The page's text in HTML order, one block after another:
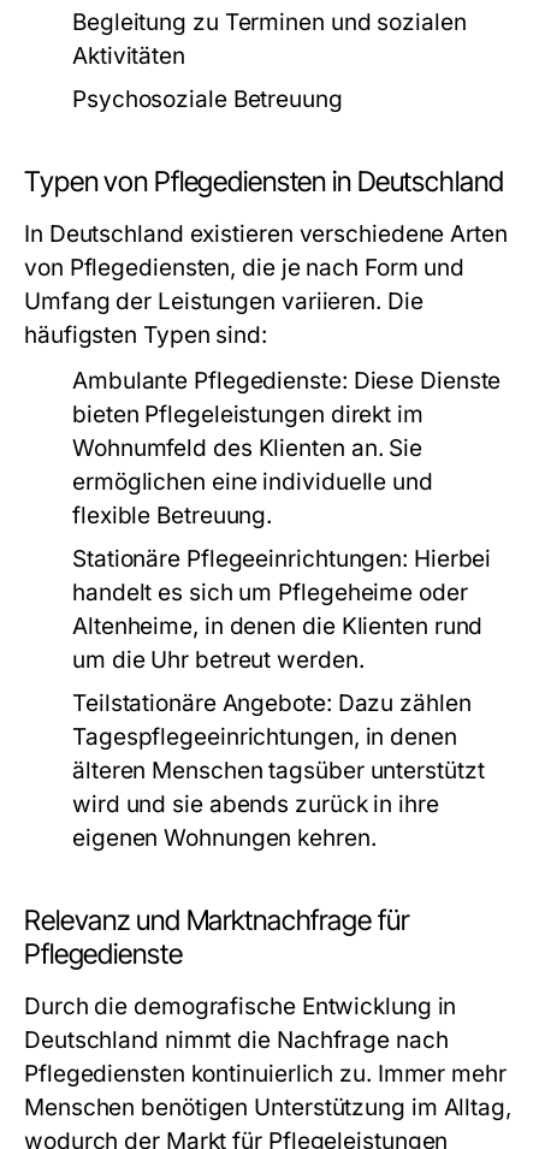
Begleitung zu Terminen und sozialen
Aktivitäten
Psychosoziale Betreuung
Typen von Pflegediensten in Deutschland
In Deutschland existieren verschiedene Arten
von Pflegediensten, die je nach Form und
Umfang der Leistungen variieren. Die
häufigsten Typen sind:
Ambulante Pflegedienste: Diese Dienste
bieten Pflegeleistungen direkt im
Wohnumfeld des Klienten an. Sie
ermöglichen eine individuelle und
flexible Betreuung.
Stationäre Pflegeeinrichtungen: Hierbei
handelt es sich um Pflegeheime oder
Altenheime, in denen die Klienten rund
um die Uhr betreut werden.
Teilstationäre Angebote: Dazu zählen
Tagespflegeeinrichtungen, in denen
älteren Menschen tagsüber unterstützt
wird und sie abends zurück in ihre
eigenen Wohnungen kehren.
Relevanz und Marktnachfrage für
Pflegedienste
Durch die demografische Entwicklung in
Deutschland nimmt die Nachfrage nach
Pflegediensten kontinuierlich zu. Immer mehr
Menschen benötigen Unterstützung im Alltag,
wodurch der Markt für Pflegeleistungen